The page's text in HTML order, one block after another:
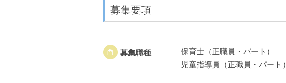
募集要項
募集職種
保育士（正職員・パート）
児童指導員（正職員・パート）